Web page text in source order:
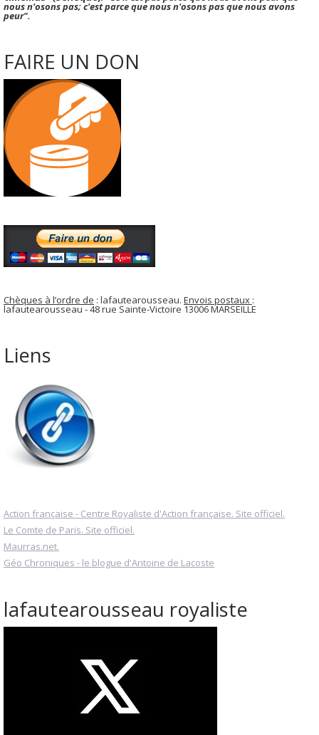
nous n'osons pas; c'est parce que nous n'osons pas que nous avons
peur".
FAIRE UN DON
Chèques à l’ordre de : lafautearousseau. Envois postaux :
lafautearousseau - 48 rue Sainte-Victoire 13006 MARSEILLE
Liens
Action française - Centre Royaliste d'Action française. Site officiel.
Le Comte de Paris. Site officiel.
Maurras.net.
Géo Chroniques - le blogue d'Antoine de Lacoste
lafautearousseau royaliste